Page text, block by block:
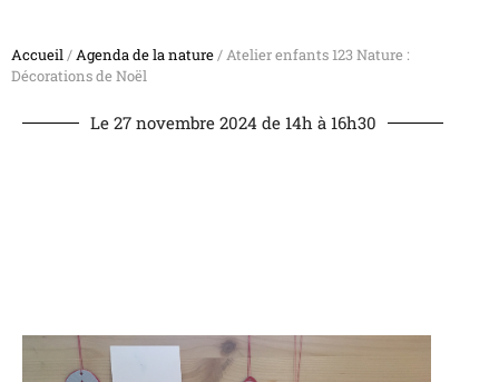
Accueil/Agenda de la nature/ Atelier enfants 123 Nature :
Décorations de Noël
Le 27 novembre 2024 de 14h à 16h30